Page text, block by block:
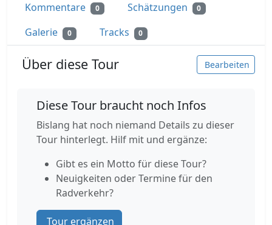
Kommentare 0 Schätzungen 0
Galerie 0 Tracks 0
Über diese Tour Bearbeiten
Diese Tour braucht noch Infos
Bislang hat noch niemand Details zu dieser
Tour hinterlegt. Hilf mit und ergänze:
Gibt es ein Motto für diese Tour?
Neuigkeiten oder Termine für den
Radverkehr?
Tour ergänzen